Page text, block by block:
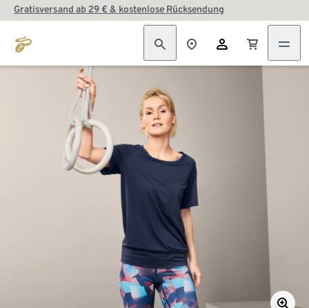
Gratisversand ab 29 € & kostenlose Rücksendung